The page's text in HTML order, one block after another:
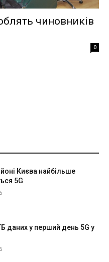
чиновників
0
Києва найбільше
5G
даних у перший день 5G у